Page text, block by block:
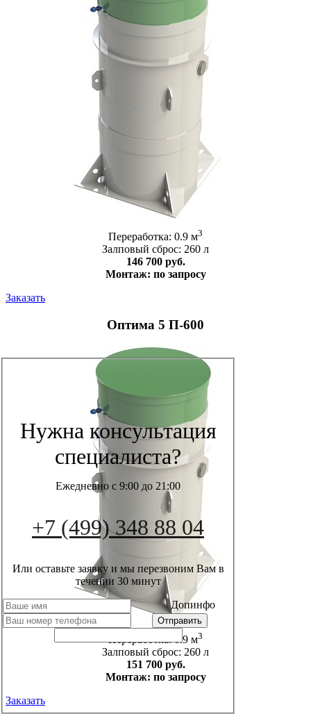
Переработка: 0.9 м3
Залповый сброс: 260 л
146 700 руб.
Монтаж: по запросу
Заказать
Оптима 5 П-600
Переработка: 0.9 м3
Залповый сброс: 260 л
151 700 руб.
Монтаж: по запросу
Заказать
Нужна консультация
специалиста?
Ежедневно с 9:00 до 21:00
+7 (499) 348 88 04
Или оставьте заявку и мы перезвоним Вам в
течении 30 минут
Допинфо